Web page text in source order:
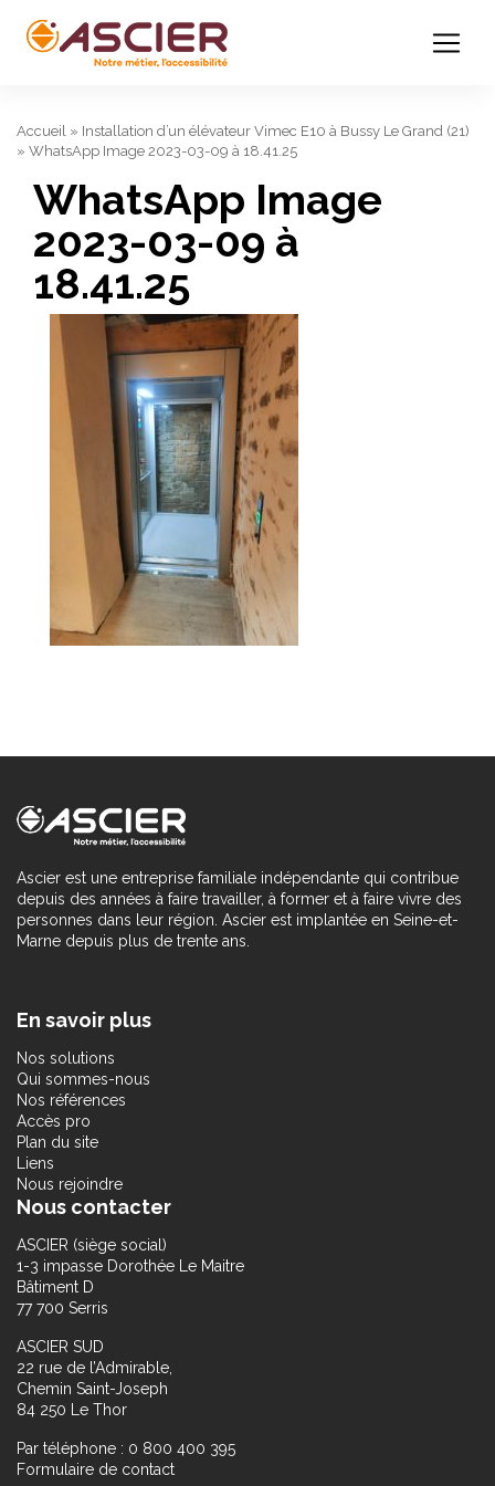
Accueil » Installation d’un élévateur Vimec E10 à Bussy Le Grand (21)
» WhatsApp Image 2023-03-09 à 18.41.25
WhatsApp Image
2023-03-09 à
18.41.25
Ascier est une entreprise familiale indépendante qui contribue
depuis des années à faire travailler, à former et à faire vivre des
personnes dans leur région. Ascier est implantée en Seine-et-
Marne depuis plus de trente ans.
En savoir plus
Nos solutions
Qui sommes-nous
Nos références
Accès pro
Plan du site
Liens
Nous rejoindre
Nous contacter
ASCIER (siège social)
1-3 impasse Dorothée Le Maitre
Bâtiment D
77 700 Serris
ASCIER SUD
22 rue de l’Admirable,
Chemin Saint-Joseph
84 250 Le Thor
Par téléphone : 0 800 400 395
Formulaire de contact